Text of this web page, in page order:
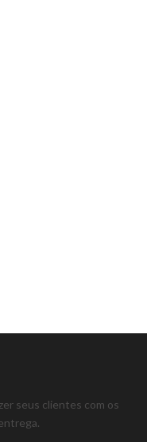
seus clientes com os